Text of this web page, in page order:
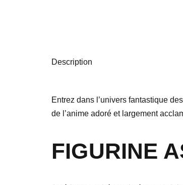
Description
Entrez dans l’univers fantastique
de l’anime adoré et largement
FIGURINE